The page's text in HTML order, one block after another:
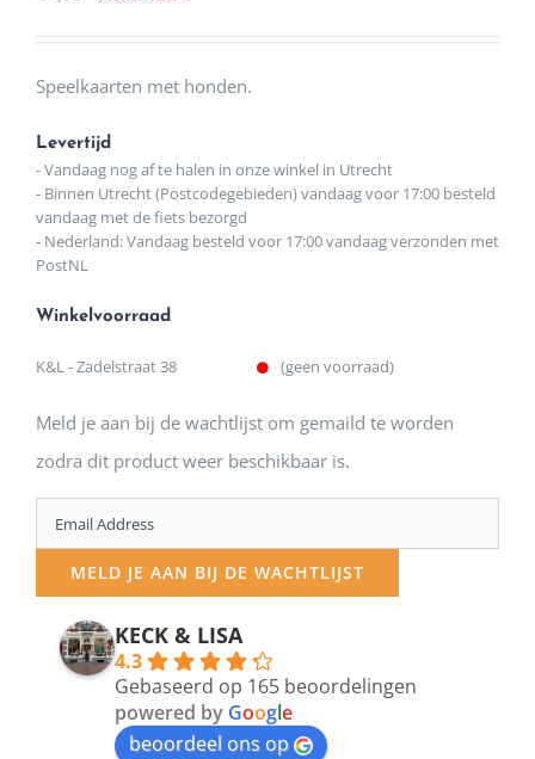
Speelkaarten met honden.
Levertijd
- Vandaag nog af te halen in onze winkel in Utrecht
- Binnen Utrecht (Postcodegebieden) vandaag voor 17:00 besteld
vandaag met de fiets bezorgd
- Nederland: Vandaag besteld voor 17:00 vandaag verzonden met
PostNL
Winkelvoorraad
K&L - Zadelstraat 38 (geen voorraad)
Meld je aan bij de wachtlijst om gemaild te worden
zodra dit product weer beschikbaar is.
Enter
your
email
address
MELD JE AAN BIJ DE WACHTLIJST
KECK & LISA
4.3
Gebaseerd op 165 beoordelingen
powered by Google
beoordeel ons op